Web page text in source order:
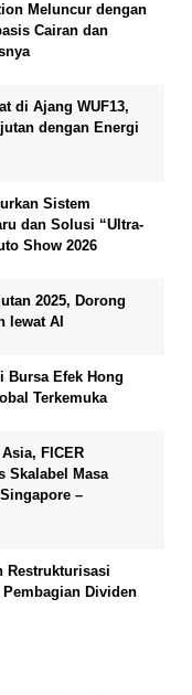
Meluncur dengan
Cairan dan
di Ajang WUF13,
dengan Energi
Sistem
dan Solusi “Ultra-
Show 2026
2025, Dorong
lewat AI
Bursa Efek Hong
Terkemuka
FICER
Skalabel Masa
–
Restrukturisasi
Dividen